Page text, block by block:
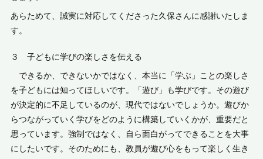
あらためて、誠実に対応してくださった久保さんに感謝いたしま
す。
３ 子どもに学びの楽しさを伝える
できるか、できないかではなく、本当に「学ぶ」ことの楽しさ
を子どもには知ってほしいです。「遊び」も学びです。その遊び
が決定的に不足しているのが、現代ではないでしょうか。遊びか
らつながっていく学びをどのように構築していくかが、重要だと
思っています。強制ではなく、自ら面白がってできることを大事
にしたいです。そのためにも、教員が遊び心をもって楽しく生き